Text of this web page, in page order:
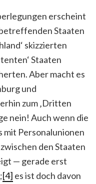
erscheint
Staaten
skizzierten
Staaten
Aber macht es
und
zum ‚Dritten
nein! Auch wenn die
mit Personalunionen
den Staaten
— gerade erst
[4] es ist doch davon